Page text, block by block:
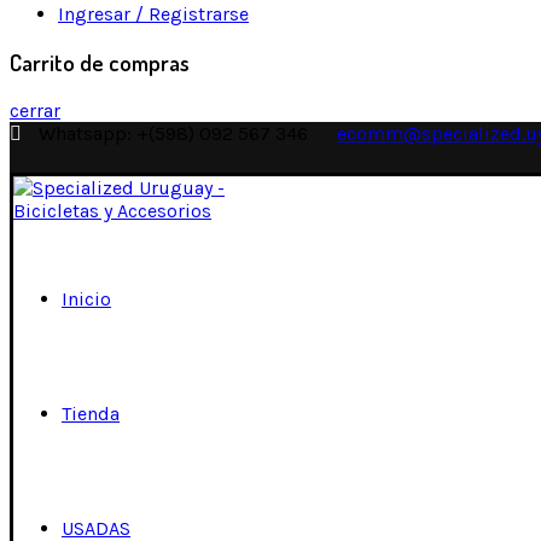
Ingresar / Registrarse
Carrito de compras
cerrar
Inicio
Tienda
USADAS